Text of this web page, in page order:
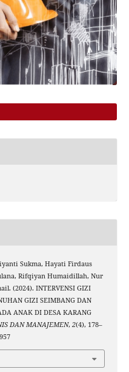
Sukma, Hayati Firdaus
Rifqiyan Humaidillah, Nur
(2024). INTERVENSI GIZI
GIZI SEIMBANG DAN
ANAK DI DESA KARANG
DAN MANAJEMEN, 2(4), 178–